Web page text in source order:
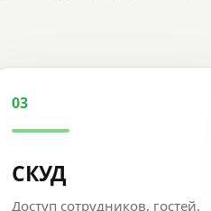
03
СКУД
Доступ сотрудников, гостей,